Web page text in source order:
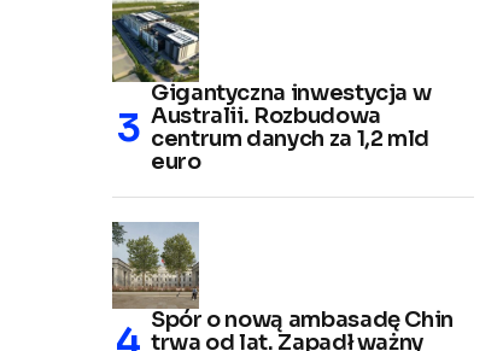
Gigantyczna inwestycja w
Australii. Rozbudowa
centrum danych za 1,2 mld
euro
Spór o nową ambasadę Chin
trwa od lat. Zapadł ważny